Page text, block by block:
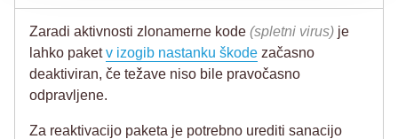
Zaradi aktivnosti zlonamerne kode (spletni virus) je
lahko paketv izogib nastanku škode začasno
deaktiviran, če težave niso bile pravočasno
odpravljene.
Za reaktivacijo paketa je potrebno urediti sanacijo